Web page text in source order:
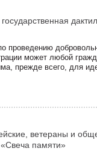
проведению
может любой
прежде всего, для
ветераны и
памяти»